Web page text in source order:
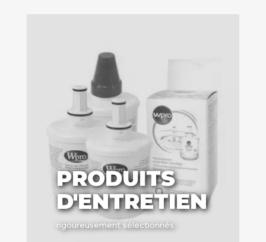
PRODUITS
D'ENTRETIEN
rigoureusement sélectionnés